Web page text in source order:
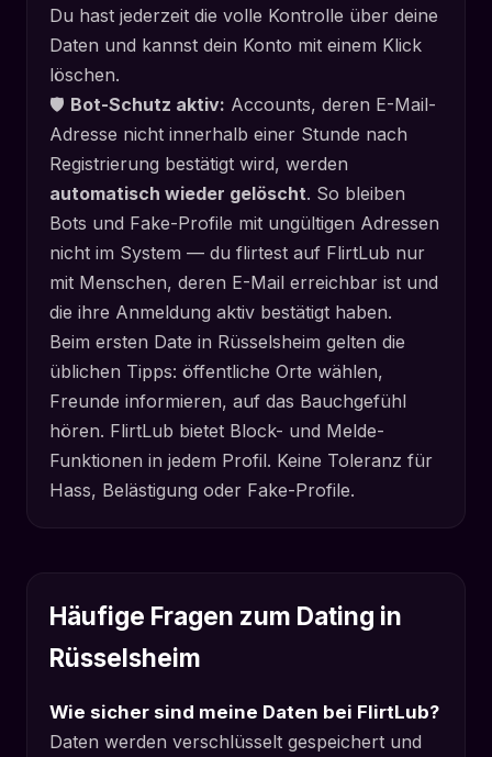
Du hast jederzeit die volle Kontrolle über deine
Daten und kannst dein Konto mit einem Klick
löschen.
🛡️ Bot-Schutz aktiv: Accounts, deren E-Mail-
Adresse nicht innerhalb einer Stunde nach
Registrierung bestätigt wird, werden
automatisch wieder gelöscht. So bleiben
Bots und Fake-Profile mit ungültigen Adressen
nicht im System — du flirtest auf FlirtLub nur
mit Menschen, deren E-Mail erreichbar ist und
die ihre Anmeldung aktiv bestätigt haben.
Beim ersten Date in Rüsselsheim gelten die
üblichen Tipps: öffentliche Orte wählen,
Freunde informieren, auf das Bauchgefühl
hören. FlirtLub bietet Block- und Melde-
Funktionen in jedem Profil. Keine Toleranz für
Hass, Belästigung oder Fake-Profile.
Häufige Fragen zum Dating in
Rüsselsheim
Wie sicher sind meine Daten bei FlirtLub?
Daten werden verschlüsselt gespeichert und